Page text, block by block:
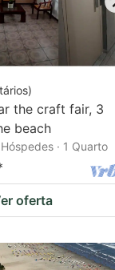
)
the craft fair, 3
beach
· 1 Quarto
oferta